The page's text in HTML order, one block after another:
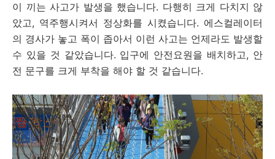
이 끼는 사고가 발생을 했습니다. 다행히 크게 다치지 않
았고, 역주행시켜서 정상화를 시켰습니다. 에스컬레이터
의 경사가 놓고 폭이 좁아서 이런 사고는 언제라도 발생할
수 있을 것 같았습니다. 입구에 안전요원을 배치하고, 안
전 문구를 크게 부착을 해야 할 것 같습니다.